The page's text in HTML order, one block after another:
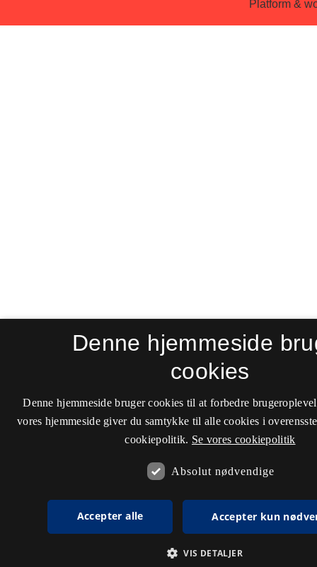
Denne hjemmeside
cookies
Denne hjemmeside bruger cookies til at forbedre
vores hjemmeside giver du samtykke til alle cookies i
cookiepolitik. Se vores cookiepolitik
Absolut nødvendige
Accepter alle Accepter kun
VIS DETALJER